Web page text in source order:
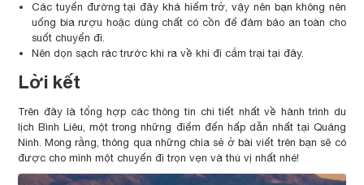
Các tuyến đường tại đây khá hiểm trở, vậy nên bạn không nên
uống bia rượu hoặc dùng chất có cồn để đảm bảo an toàn cho
suốt chuyến đi.
Nên dọn sạch rác trước khi ra về khi đi cắm trại tại đây.
Lời kết
Trên đây là tổng hợp các thông tin chi tiết nhất về hành trình du
lịch Bình Liêu, một trong những điểm đến hấp dẫn nhất tại Quảng
Ninh. Mong rằng, thông qua những chia sẻ ở bài viết trên bạn sẽ có
được cho mình một chuyến đi trọn vẹn và thú vị nhất nhé!